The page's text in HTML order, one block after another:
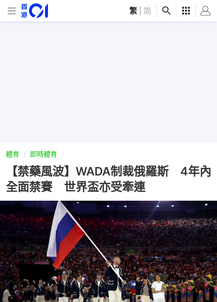
繁 简
體育 即時體育
【禁藥風波】WADA制裁俄羅斯 4年內
全面禁賽 世界盃亦受牽連